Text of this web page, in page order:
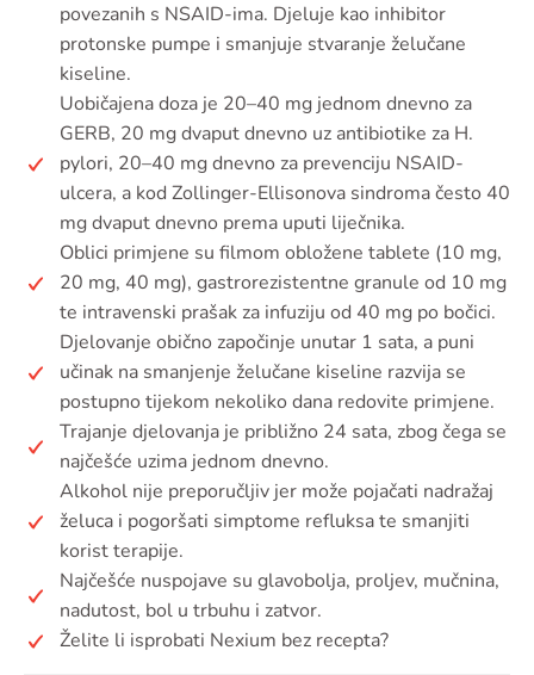
povezanih s NSAID-ima. Djeluje kao inhibitor
protonske pumpe i smanjuje stvaranje želučane
kiseline.
Uobičajena doza je 20–40 mg jednom dnevno za
GERB, 20 mg dvaput dnevno uz antibiotike za H.
pylori, 20–40 mg dnevno za prevenciju NSAID-
ulcera, a kod Zollinger-Ellisonova sindroma često 40
mg dvaput dnevno prema uputi liječnika.
Oblici primjene su filmom obložene tablete (10 mg,
20 mg, 40 mg), gastrorezistentne granule od 10 mg
te intravenski prašak za infuziju od 40 mg po bočici.
Djelovanje obično započinje unutar 1 sata, a puni
učinak na smanjenje želučane kiseline razvija se
postupno tijekom nekoliko dana redovite primjene.
Trajanje djelovanja je približno 24 sata, zbog čega se
najčešće uzima jednom dnevno.
Alkohol nije preporučljiv jer može pojačati nadražaj
želuca i pogoršati simptome refluksa te smanjiti
korist terapije.
Najčešće nuspojave su glavobolja, proljev, mučnina,
nadutost, bol u trbuhu i zatvor.
Želite li isprobati Nexium bez recepta?